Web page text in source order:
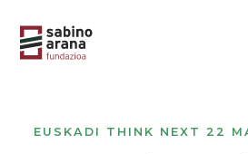
EUSKADI THINK NEXT 22